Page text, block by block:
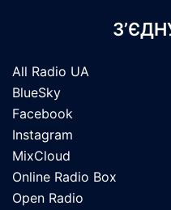
All Radio UA
BlueSky
Facebook
Instagram
MixCloud
Online Radio Box
Open Radio